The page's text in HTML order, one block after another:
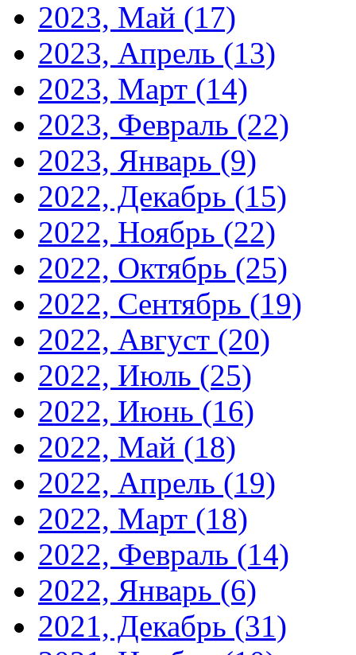
2023, Май (17)
2023, Апрель (13)
2023, Март (14)
2023, Февраль (22)
2023, Январь (9)
2022, Декабрь (15)
2022, Ноябрь (22)
2022, Октябрь (25)
2022, Сентябрь (19)
2022, Август (20)
2022, Июль (25)
2022, Июнь (16)
2022, Май (18)
2022, Апрель (19)
2022, Март (18)
2022, Февраль (14)
2022, Январь (6)
2021, Декабрь (31)